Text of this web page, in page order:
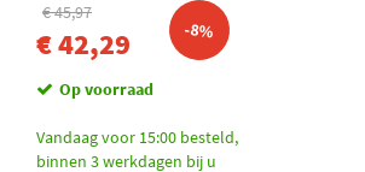
€ 45,97
€ 42,29 -8%
Op voorraad
Vandaag voor 15:00 besteld,
binnen 3 werkdagen bij u